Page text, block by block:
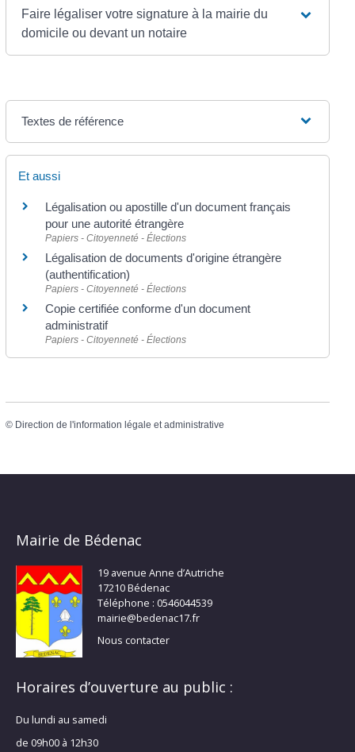
Faire légaliser votre signature à la mairie du
domicile ou devant un notaire
Textes de référence
Et aussi
Légalisation ou apostille d'un document français
pour une autorité étrangère
Papiers - Citoyenneté - Élections
Légalisation de documents d'origine étrangère
(authentification)
Papiers - Citoyenneté - Élections
Copie certifiée conforme d'un document
administratif
Papiers - Citoyenneté - Élections
© Direction de l'information légale et administrative
Mairie de Bédenac
19 avenue Anne d’Autriche
17210 Bédenac
Téléphone : 0546044539
mairie@bedenac17.fr
Nous contacter
Horaires d’ouverture au public :
Du lundi au samedi
de 09h00 à 12h30